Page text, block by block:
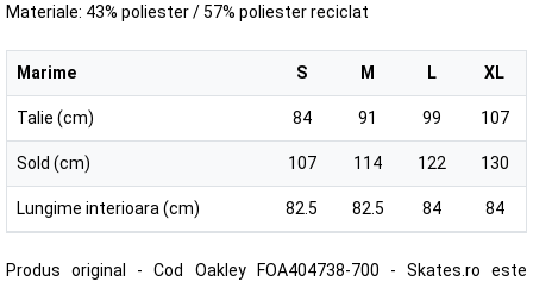
Materiale: 43% poliester / 57% poliester reciclat
Marime S M L XL
Talie (cm) 84 91 99 107
Sold (cm) 107 114 122 130
Lungime interioara (cm) 82.5 82.5 84 84
Produs original - Cod Oakley FOA404738-700 - Skates.ro este